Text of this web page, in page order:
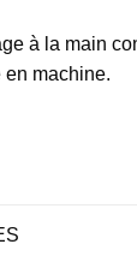
à la main
machine.